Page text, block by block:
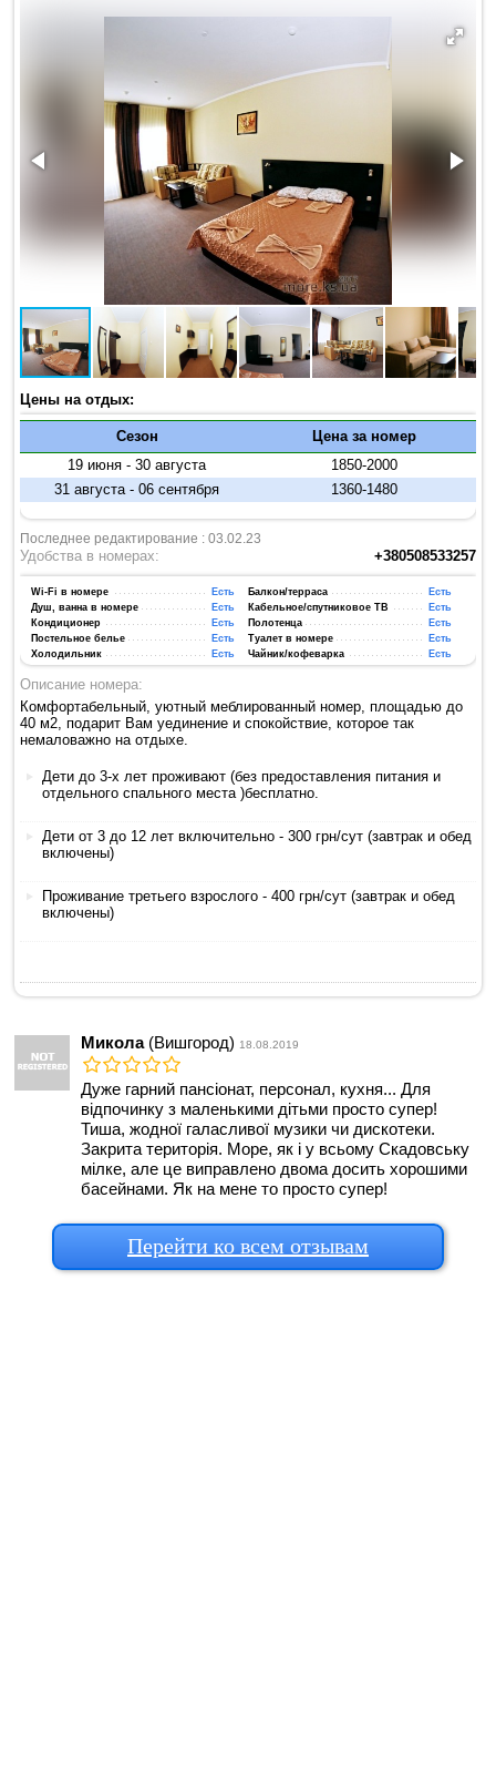
Цены на отдых:
Сезон
Цена за номер
19 июня - 30 августа
1850-2000
31 августа - 06 сентября
1360-1480
Последнее редактирование : 03.02.23
+380508533257
Удобства в номерах:
Wi-Fi в номере Есть Балкон/терраса
Есть
Душ, ванна в номере
Есть Кабельное/спутниковое ТВ
Есть
Кондиционер
Есть Полотенца
Есть
Постельное белье
Есть Туалет в номере
Есть
Холодильник
Есть Чайник/кофеварка Есть
Описание номера:
Комфортабельный, уютный меблированный номер, площадью до
40 м2, подарит Вам уединение и спокойствие, которое так
немаловажно на отдыхе.
Дети до 3-х лет проживают (без предоставления питания и
отдельного спального места )бесплатно.
Дети от 3 до 12 лет включительно - 300 грн/сут (завтрак и обед
включены)
Проживание третьего взрослого - 400 грн/сут (завтрак и обед
включены)
Микола(Вишгород) 18.08.2019
Дуже гарний пансіонат, персонал, кухня... Для
відпочинку з маленькими дітьми просто супер!
Тиша, жодної галасливої музики чи дискотеки.
Закрита територія. Море, як і у всьому Скадовську
мілке, але це виправлено двома досить хорошими
басейнами. Як на мене то просто супер!
Перейти ко всем отзывам